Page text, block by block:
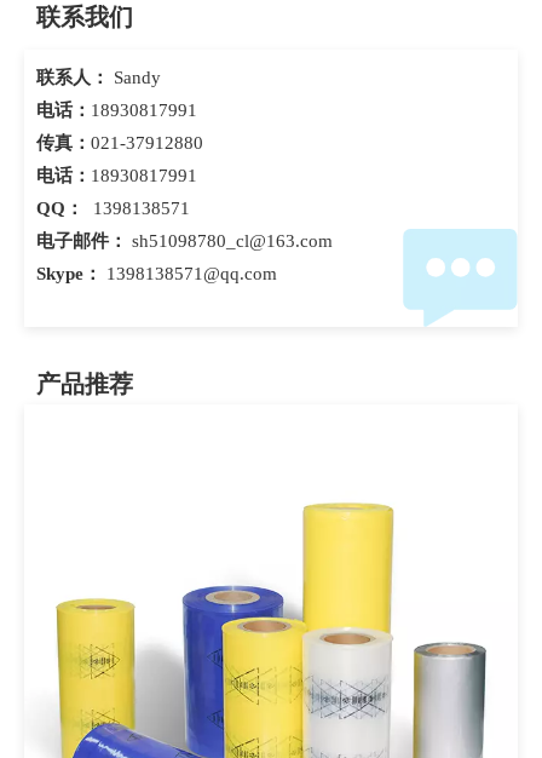
联系我们
联系人：
Sandy
电话： 18930817991
传真： 021-37912880
电话： 18930817991
QQ： 1398138571
电子邮件： sh51098780_cl@163.com
Skype： 1398138571@qq.com
产品推荐